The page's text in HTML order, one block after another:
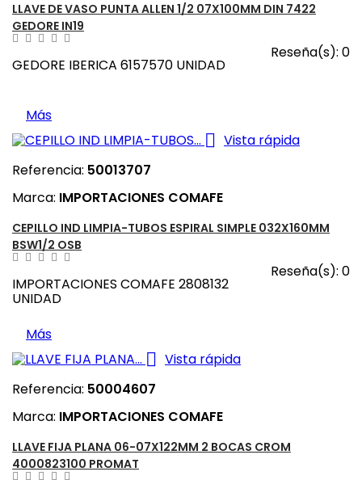
LLAVE DE VASO PUNTA ALLEN 1/2 07X100MM DIN 7422
GEDORE IN19
Reseña(s): 0
GEDORE IBERICA 6157570 UNIDAD
Más
 Vista rápida
Referencia: 50013707
Marca: IMPORTACIONES COMAFE
CEPILLO IND LIMPIA-TUBOS ESPIRAL SIMPLE 032X160MM
BSW1/2 OSB
Reseña(s): 0
IMPORTACIONES COMAFE 2808132
UNIDAD
Más
 Vista rápida
Referencia: 50004607
Marca: IMPORTACIONES COMAFE
LLAVE FIJA PLANA 06-07X122MM 2 BOCAS CROM
4000823100 PROMAT